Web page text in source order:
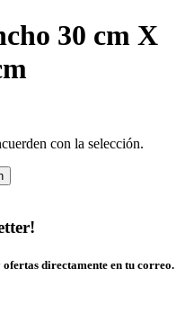
30 cm X
con la selección.
directamente en tu correo.